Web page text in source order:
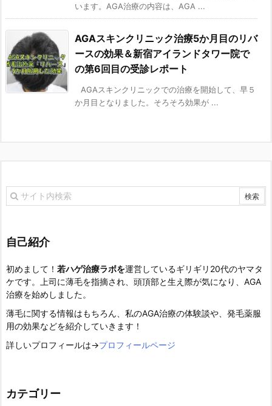
います。AGA治療の内容は、AGA ...
AGAスキンクリニック治療5か月目のリバ
ースの効果＆新宿アイランドタワー院で
の第6回目の受診レポート
AGAスキンクリニックでの治療を開始して、早５
か月目となりました。そろそろ効果が ...
自己紹介
初めまして！ 若ハゲ治療ラボを運営しているギリギリ20代のヤマタ
ケです。上司に薄毛を指摘され、頭頂部と生え際が気になり、AGA
治療を始めしました。
薄毛に関する情報はもちろん、私のAGA治療の体験談や、発毛薬服
用の効果などを紹介していきます！
詳しいプロフィールは→プロフィールページ
カテゴリー